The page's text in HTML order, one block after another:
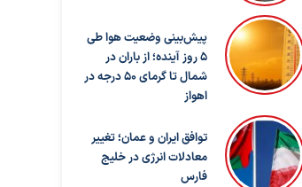
پیش‌بینی وضعیت هوا طی
۵ روز آینده؛ از باران در
شمال تا گرمای ۵۰ درجه در
اهواز
توافق ایران و عمان؛ تغییر
معادلات انرژی در خلیج
فارس